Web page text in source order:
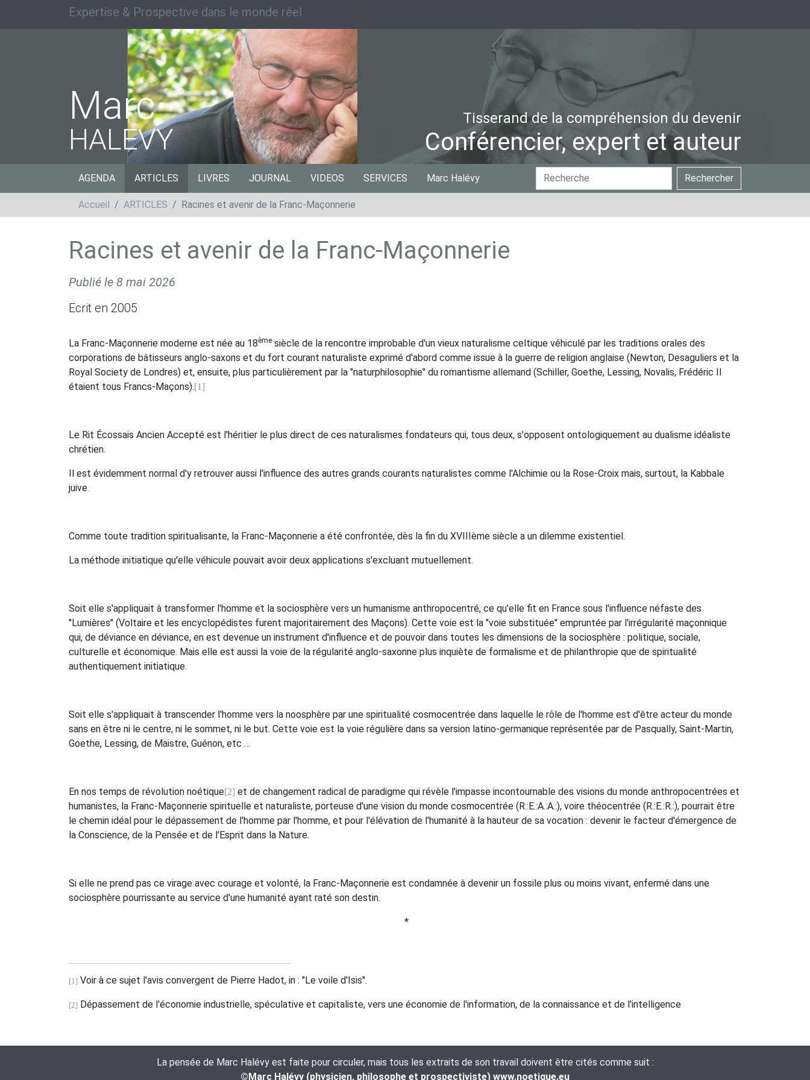
Expertise & Prospective dans le monde réel
Marc
HALEVY
Tisserand de la compréhension du devenir
Conférencier, expert et auteur
AGENDA ARTICLES LIVRES JOURNAL VIDEOS SERVICES Marc Halévy
Chercher
par
Rechercher
Recherche
avancée…
Accueil
ARTICLES Racines et avenir de la Franc-Maçonnerie
Racines et avenir de la Franc-Maçonnerie
Publié le 8 mai 2026
Ecrit en 2005
La Franc-Maçonnerie moderne est née au 18ème siècle de la rencontre improbable d'un vieux naturalisme celtique véhiculé par les traditions orales des
corporations de bâtisseurs anglo-saxons et du fort courant naturaliste exprimé d'abord comme issue à la guerre de religion anglaise (Newton, Desaguliers et la
Royal Society de Londres) et, ensuite, plus particulièrement par la "naturphilosophie" du romantisme allemand (Schiller, Goethe, Lessing, Novalis, Frédéric II
étaient tous Francs-Maçons).[1]
Le Rit Écossais Ancien Accepté est l'héritier le plus direct de ces naturalismes fondateurs qui, tous deux, s'opposent ontologiquement au dualisme idéaliste
chrétien.
Il est évidemment normal d'y retrouver aussi l'influence des autres grands courants naturalistes comme l'Alchimie ou la Rose-Croix mais, surtout, la Kabbale
juive.
Comme toute tradition spiritualisante, la Franc-Maçonnerie a été confrontée, dès la fin du XVIIIème siècle a un dilemme existentiel.
La méthode initiatique qu'elle véhicule pouvait avoir deux applications s'excluant mutuellement.
Soit elle s'appliquait à transformer l'homme et la sociosphère vers un humanisme anthropocentré, ce qu'elle fit en France sous l'influence néfaste des
"Lumières" (Voltaire et les encyclopédistes furent majoritairement des Maçons). Cette voie est la "voie substituée" empruntée par l'irrégularité maçonnique
qui, de déviance en déviance, en est devenue un instrument d'influence et de pouvoir dans toutes les dimensions de la sociosphère : politique, sociale,
culturelle et économique. Mais elle est aussi la voie de la régularité anglo-saxonne plus inquiète de formalisme et de philanthropie que de spiritualité
authentiquement initiatique.
Soit elle s'appliquait à transcender l'homme vers la noosphère par une spiritualité cosmocentrée dans laquelle le rôle de l'homme est d'être acteur du monde
sans en être ni le centre, ni le sommet, ni le but. Cette voie est la voie régulière dans sa version latino-germanique représentée par de Pasqually, Saint-Martin,
Goethe, Lessing, de Maistre, Guénon, etc …
En nos temps de révolution noétique[2] et de changement radical de paradigme qui révèle l'impasse incontournable des visions du monde anthropocentrées et
humanistes, la Franc-Maçonnerie spirituelle et naturaliste, porteuse d'une vision du monde cosmocentrée (R.:E.:A.:A.:), voire théocentrée (R.:E.:R.:), pourrait être
le chemin idéal pour le dépassement de l'homme par l'homme, et pour l'élévation de l'humanité à la hauteur de sa vocation : devenir le facteur d'émergence de
la Conscience, de la Pensée et de l'Esprit dans la Nature.
Si elle ne prend pas ce virage avec courage et volonté, la Franc-Maçonnerie est condamnée à devenir un fossile plus ou moins vivant, enfermé dans une
sociosphère pourrissante au service d'une humanité ayant raté son destin.
*
[1] Voir à ce sujet l'avis convergent de Pierre Hadot, in : "Le voile d'Isis".
[2] Dépassement de l'économie industrielle, spéculative et capitaliste, vers une économie de l'information, de la connaissance et de l'intelligence
La pensée de Marc Halévy est faite pour circuler, mais tous les extraits de son travail doivent être cités comme suit :
©Marc Halévy (physicien, philosophe et prospectiviste) www.noetique.eu